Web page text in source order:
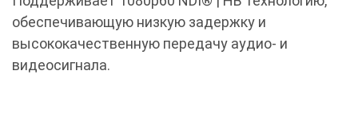
обеспечивающую низкую задержку и
высококачественную передачу аудио- и
видеосигнала.